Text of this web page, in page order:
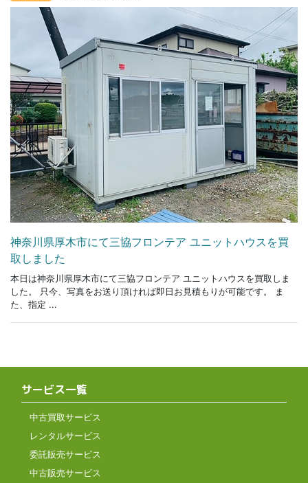
神奈川県厚木市にて三協フロンテア ユニットハウスを買
取しました
本日は神奈川県厚木市にて三協フロンテア ユニットハウスを買取しま
した。 只今、写真をお送り頂ければ即日お見積もりが可能です。 ま
た、指定 ...
サービス一覧
中古買取サービス
レンタルサービス
委託販売サービス
中古販売サービス